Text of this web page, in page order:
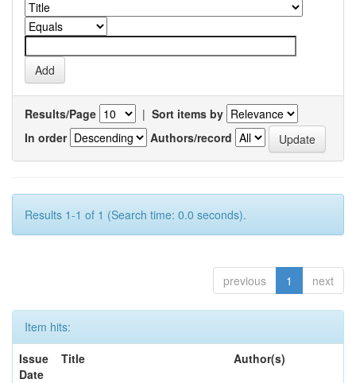
Results/Page | Sort items by
In order
Authors/record
Results 1-1 of 1 (Search time: 0.0 seconds).
previous 1 next
Item hits:
Issue
Date
Title Author(s)